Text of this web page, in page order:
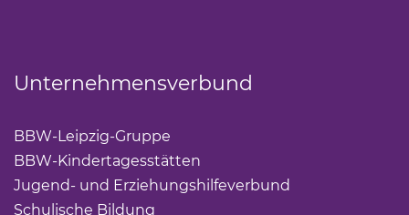
Unternehmensverbund
BBW-Leipzig-Gruppe
BBW-Kindertagesstätten
Jugend- und Erziehungshilfeverbund
Schulische Bildung